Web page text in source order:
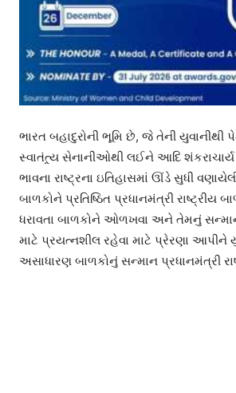
ભારત બહાદુરોની ભૂમિ છે, જે તેની યુવાનીથી
સ્વાતંત્ર્ય સેનાનીઓથી લઈને આદિ
ભાવના રાષ્ટ્રના ઇતિહાસમાં ઊંડે સુધી
બાળકોને પ્રતિષ્ઠિત પ્રધાનમંત્રી રાષ્ટ્રીય
ધરાવતા બાળકોને ઓળખવા અને તેમનું સન્માન
માટે પ્રયત્નશીલ રહેવા માટે પ્રેરણા આપીને
અસાધારણ બાળકોનું સન્માન પ્રધાનમંત્રી